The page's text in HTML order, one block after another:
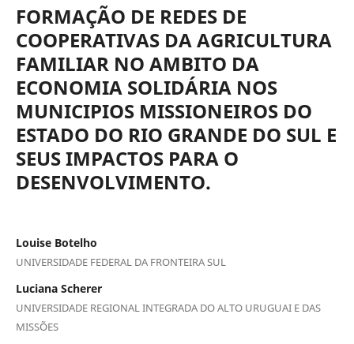
FORMAÇÃO DE REDES DE
COOPERATIVAS DA AGRICULTURA
FAMILIAR NO AMBITO DA
ECONOMIA SOLIDÁRIA NOS
MUNICIPIOS MISSIONEIROS DO
ESTADO DO RIO GRANDE DO SUL E
SEUS IMPACTOS PARA O
DESENVOLVIMENTO.
Louise Botelho
UNIVERSIDADE FEDERAL DA FRONTEIRA SUL
Luciana Scherer
UNIVERSIDADE REGIONAL INTEGRADA DO ALTO URUGUAI E DAS
MISSÕES